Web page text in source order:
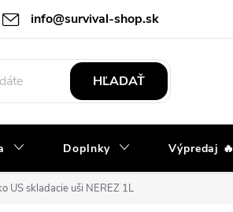
info@survival-shop.sk
Obchodné podmienky
HĽADAŤ
Doplnky Výpredaj 🔥
US skladacie uši NEREZ 1L